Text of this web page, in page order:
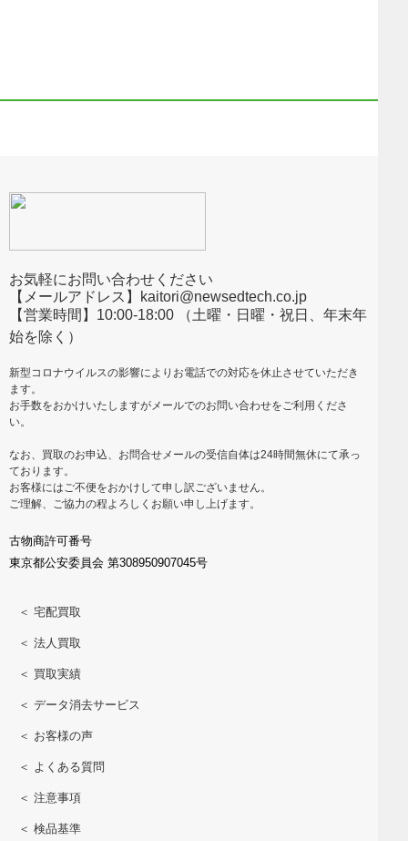
お気軽にお問い合わせください
【メールアドレス】kaitori@newsedtech.co.jp
【営業時間】10:00-18:00 （土曜・日曜・祝日、年末年
始を除く）
新型コロナウイルスの影響によりお電話での対応を休止させていただき
ます。
お手数をおかけいたしますがメールでのお問い合わせをご利用くださ
い。
なお、買取のお申込、お問合せメールの受信自体は24時間無休にて承っ
ております。
お客様にはご不便をおかけして申し訳ございません。
ご理解、ご協力の程よろしくお願い申し上げます。
古物商許可番号
東京都公安委員会 第308950907045号
＜ 宅配買取
＜ 法人買取
＜ 買取実績
＜ データ消去サービス
＜ お客様の声
＜ よくある質問
＜ 注意事項
＜ 検品基準